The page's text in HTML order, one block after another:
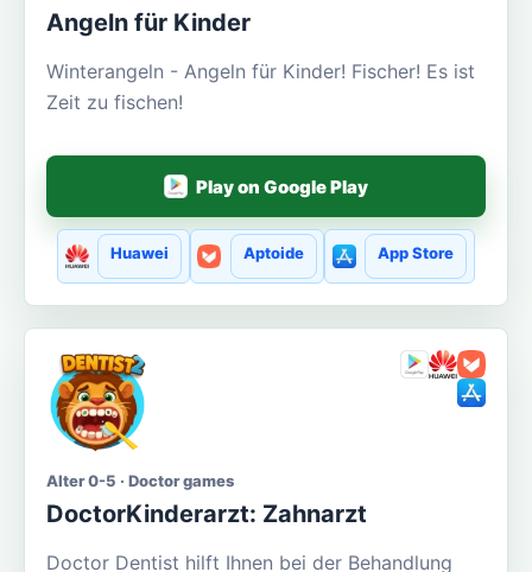
Angeln für Kinder
Winterangeln - Angeln für Kinder! Fischer! Es ist
Zeit zu fischen!
Play on Google Play
Huawei Aptoide App Store
Alter 0-5 · Doctor games
DoctorKinderarzt: Zahnarzt
Doctor Dentist hilft Ihnen bei der Behandlung